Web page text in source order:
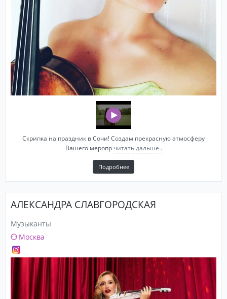
Скрипка на праздник в Сочи! Создам прекрасную атмосферу
Вашего меропр читать дальше..
Подробнее
АЛЕКСАНДРА СЛАВГОРОДСКАЯ
Музыканты
Москва